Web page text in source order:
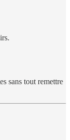
sans tout remettre